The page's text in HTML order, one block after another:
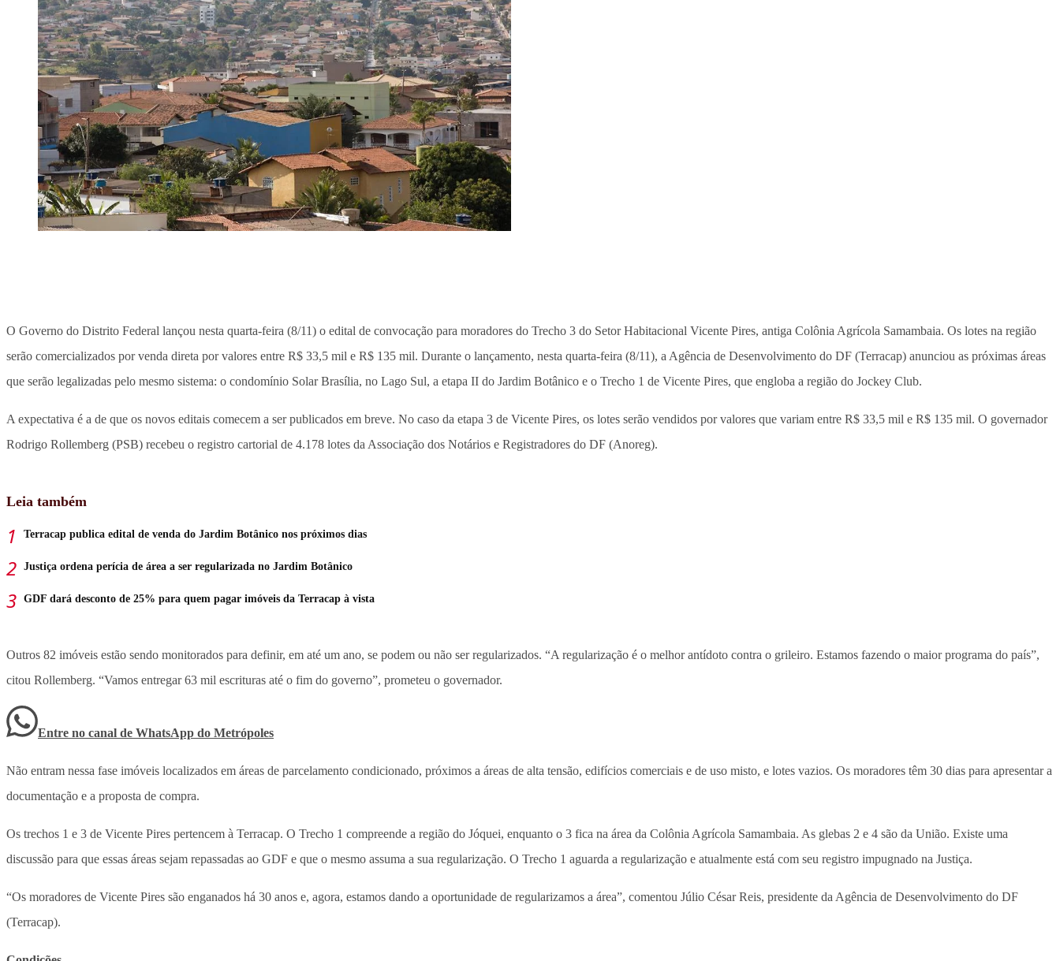
O Governo do Distrito Federal lançou nesta quarta-feira (8/11) o edital de convocação para moradores do Trecho 3 do Setor Habitacional Vicente Pires, antiga Colônia Agrícola Samambaia. Os lotes na região
serão comercializados por venda direta por valores entre R$ 33,5 mil e R$ 135 mil. Durante o lançamento, nesta quarta-feira (8/11), a Agência de Desenvolvimento do DF (Terracap) anunciou as próximas áreas
que serão legalizadas pelo mesmo sistema: o condomínio Solar Brasília, no Lago Sul, a etapa II do Jardim Botânico e o Trecho 1 de Vicente Pires, que engloba a região do Jockey Club.
A expectativa é a de que os novos editais comecem a ser publicados em breve. No caso da etapa 3 de Vicente Pires, os lotes serão vendidos por valores que variam entre R$ 33,5 mil e R$ 135 mil. O governador
Rodrigo Rollemberg (PSB) recebeu o registro cartorial de 4.178 lotes da Associação dos Notários e Registradores do DF (Anoreg).
Leia também
Terracap publica edital de venda do Jardim Botânico nos próximos dias
Justiça ordena perícia de área a ser regularizada no Jardim Botânico
GDF dará desconto de 25% para quem pagar imóveis da Terracap à vista
Outros 82 imóveis estão sendo monitorados para definir, em até um ano, se podem ou não ser regularizados. “A regularização é o melhor antídoto contra o grileiro. Estamos fazendo o maior programa do país”,
citou Rollemberg. “Vamos entregar 63 mil escrituras até o fim do governo”, prometeu o governador.
Entre no canal de WhatsApp do Metrópoles
Não entram nessa fase imóveis localizados em áreas de parcelamento condicionado, próximos a áreas de alta tensão, edifícios comerciais e de uso misto, e lotes vazios. Os moradores têm 30 dias para apresentar a
documentação e a proposta de compra.
Os trechos 1 e 3 de Vicente Pires pertencem à Terracap. O Trecho 1 compreende a região do Jóquei, enquanto o 3 fica na área da Colônia Agrícola Samambaia. As glebas 2 e 4 são da União. Existe uma
discussão para que essas áreas sejam repassadas ao GDF e que o mesmo assuma a sua regularização. O Trecho 1 aguarda a regularização e atualmente está com seu registro impugnado na Justiça.
“Os moradores de Vicente Pires são enganados há 30 anos e, agora, estamos dando a oportunidade de regularizamos a área”, comentou Júlio César Reis, presidente da Agência de Desenvolvimento do DF
(Terracap).